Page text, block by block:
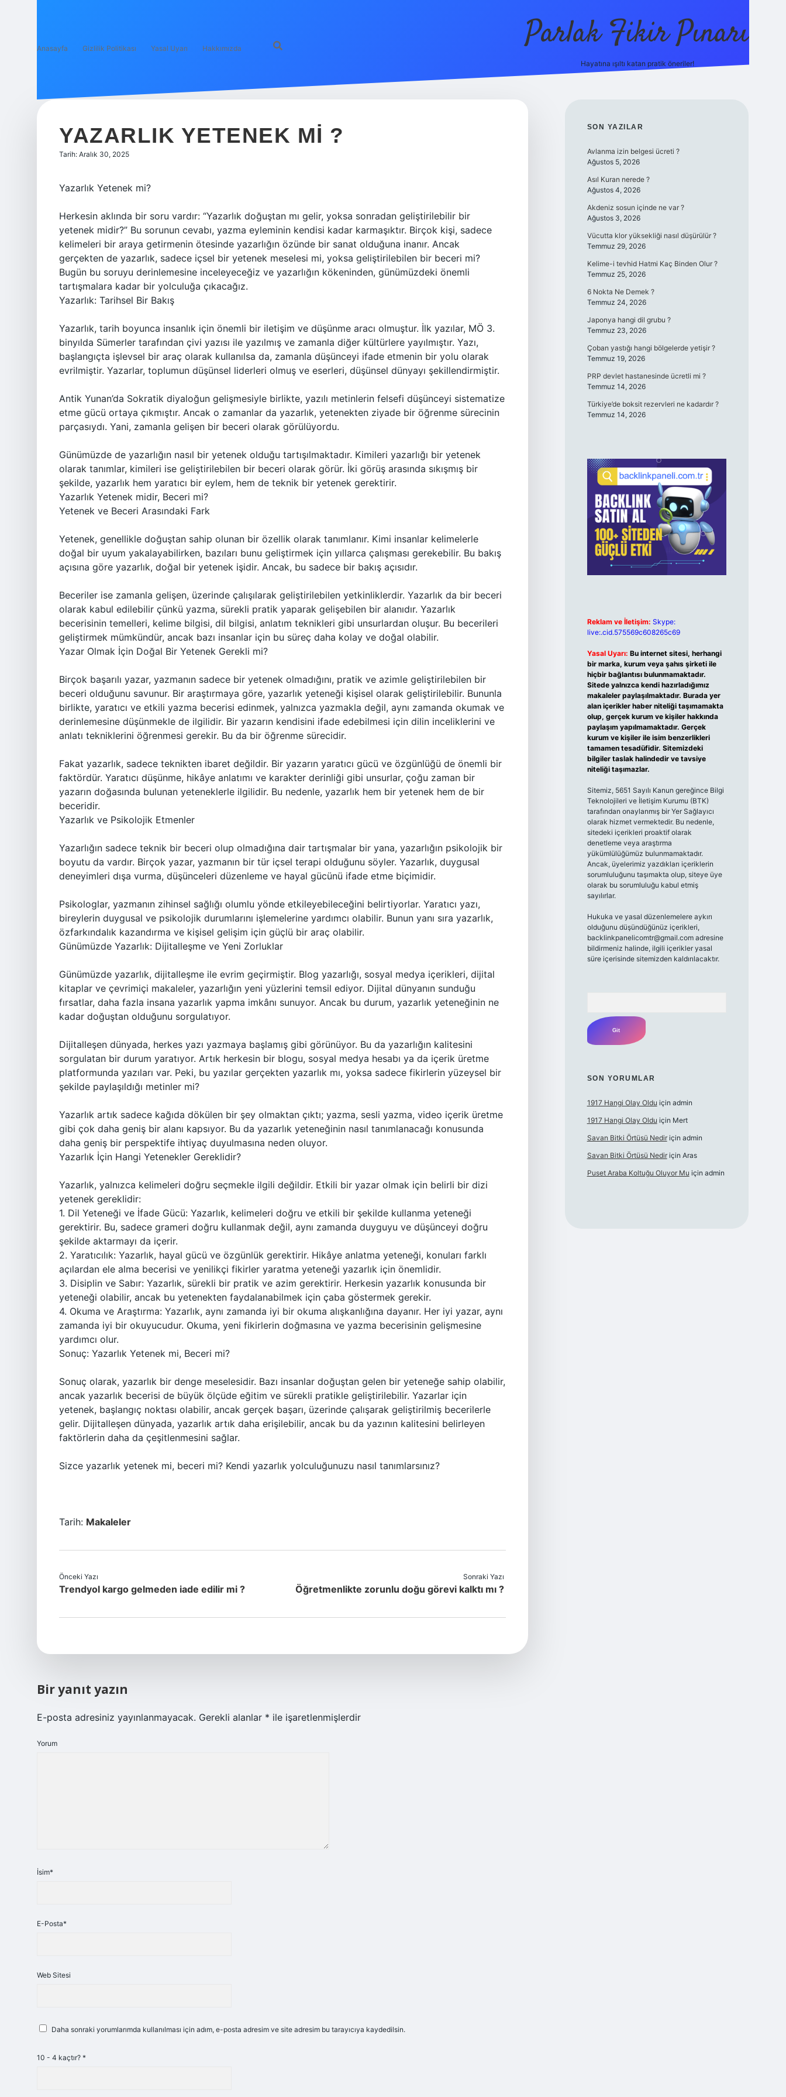
Anasayfa Gizlilik Politikası Yasal Uyarı Hakkımızda Parlak Fikir Pınarı
Hayatına ışıltı katan pratik öneriler!
YAZARLIK YETENEK MI ?
Tarih: Aralık 30, 2025
Yazarlık Yetenek mi?
Herkesin aklında bir soru vardır: “Yazarlık doğuştan mı gelir, yoksa sonradan geliştirilebilir bir
yetenek midir?” Bu sorunun cevabı, yazma eyleminin kendisi kadar karmaşıktır. Birçok kişi, sadece
kelimeleri bir araya getirmenin ötesinde yazarlığın özünde bir sanat olduğuna inanır. Ancak
gerçekten de yazarlık, sadece içsel bir yetenek meselesi mi, yoksa geliştirilebilen bir beceri mi?
Bugün bu soruyu derinlemesine inceleyeceğiz ve yazarlığın kökeninden, günümüzdeki önemli
tartışmalara kadar bir yolculuğa çıkacağız.
Yazarlık: Tarihsel Bir Bakış
Yazarlık, tarih boyunca insanlık için önemli bir iletişim ve düşünme aracı olmuştur. İlk yazılar, MÖ 3.
binyılda Sümerler tarafından çivi yazısı ile yazılmış ve zamanla diğer kültürlere yayılmıştır. Yazı,
başlangıçta işlevsel bir araç olarak kullanılsa da, zamanla düşünceyi ifade etmenin bir yolu olarak
evrilmiştir. Yazarlar, toplumun düşünsel liderleri olmuş ve eserleri, düşünsel dünyayı şekillendirmiştir.
Antik Yunan’da Sokratik diyaloğun gelişmesiyle birlikte, yazılı metinlerin felsefi düşünceyi sistematize
etme gücü ortaya çıkmıştır. Ancak o zamanlar da yazarlık, yetenekten ziyade bir öğrenme sürecinin
parçasıydı. Yani, zamanla gelişen bir beceri olarak görülüyordu.
Günümüzde de yazarlığın nasıl bir yetenek olduğu tartışılmaktadır. Kimileri yazarlığı bir yetenek
olarak tanımlar, kimileri ise geliştirilebilen bir beceri olarak görür. İki görüş arasında sıkışmış bir
şekilde, yazarlık hem yaratıcı bir eylem, hem de teknik bir yetenek gerektirir.
Yazarlık Yetenek midir, Beceri mi?
Yetenek ve Beceri Arasındaki Fark
Yetenek, genellikle doğuştan sahip olunan bir özellik olarak tanımlanır. Kimi insanlar kelimelerle
doğal bir uyum yakalayabilirken, bazıları bunu geliştirmek için yıllarca çalışması gerekebilir. Bu bakış
açısına göre yazarlık, doğal bir yetenek işidir. Ancak, bu sadece bir bakış açısıdır.
Beceriler ise zamanla gelişen, üzerinde çalışılarak geliştirilebilen yetkinliklerdir. Yazarlık da bir beceri
olarak kabul edilebilir çünkü yazma, sürekli pratik yaparak gelişebilen bir alanıdır. Yazarlık
becerisinin temelleri, kelime bilgisi, dil bilgisi, anlatım teknikleri gibi unsurlardan oluşur. Bu becerileri
geliştirmek mümkündür, ancak bazı insanlar için bu süreç daha kolay ve doğal olabilir.
Yazar Olmak İçin Doğal Bir Yetenek Gerekli mi?
Birçok başarılı yazar, yazmanın sadece bir yetenek olmadığını, pratik ve azimle geliştirilebilen bir
beceri olduğunu savunur. Bir araştırmaya göre, yazarlık yeteneği kişisel olarak geliştirilebilir. Bununla
birlikte, yaratıcı ve etkili yazma becerisi edinmek, yalnızca yazmakla değil, aynı zamanda okumak ve
derinlemesine düşünmekle de ilgilidir. Bir yazarın kendisini ifade edebilmesi için dilin inceliklerini ve
anlatı tekniklerini öğrenmesi gerekir. Bu da bir öğrenme sürecidir.
Fakat yazarlık, sadece teknikten ibaret değildir. Bir yazarın yaratıcı gücü ve özgünlüğü de önemli bir
faktördür. Yaratıcı düşünme, hikâye anlatımı ve karakter derinliği gibi unsurlar, çoğu zaman bir
yazarın doğasında bulunan yeteneklerle ilgilidir. Bu nedenle, yazarlık hem bir yetenek hem de bir
beceridir.
Yazarlık ve Psikolojik Etmenler
Yazarlığın sadece teknik bir beceri olup olmadığına dair tartışmalar bir yana, yazarlığın psikolojik bir
boyutu da vardır. Birçok yazar, yazmanın bir tür içsel terapi olduğunu söyler. Yazarlık, duygusal
deneyimleri dışa vurma, düşünceleri düzenleme ve hayal gücünü ifade etme biçimidir.
Psikologlar, yazmanın zihinsel sağlığı olumlu yönde etkileyebileceğini belirtiyorlar. Yaratıcı yazı,
bireylerin duygusal ve psikolojik durumlarını işlemelerine yardımcı olabilir. Bunun yanı sıra yazarlık,
özfarkındalık kazandırma ve kişisel gelişim için güçlü bir araç olabilir.
Günümüzde Yazarlık: Dijitalleşme ve Yeni Zorluklar
Günümüzde yazarlık, dijitalleşme ile evrim geçirmiştir. Blog yazarlığı, sosyal medya içerikleri, dijital
kitaplar ve çevrimiçi makaleler, yazarlığın yeni yüzlerini temsil ediyor. Dijital dünyanın sunduğu
fırsatlar, daha fazla insana yazarlık yapma imkânı sunuyor. Ancak bu durum, yazarlık yeteneğinin ne
kadar doğuştan olduğunu sorgulatıyor.
Dijitalleşen dünyada, herkes yazı yazmaya başlamış gibi görünüyor. Bu da yazarlığın kalitesini
sorgulatan bir durum yaratıyor. Artık herkesin bir blogu, sosyal medya hesabı ya da içerik üretme
platformunda yazıları var. Peki, bu yazılar gerçekten yazarlık mı, yoksa sadece fikirlerin yüzeysel bir
şekilde paylaşıldığı metinler mi?
Yazarlık artık sadece kağıda dökülen bir şey olmaktan çıktı; yazma, sesli yazma, video içerik üretme
gibi çok daha geniş bir alanı kapsıyor. Bu da yazarlık yeteneğinin nasıl tanımlanacağı konusunda
daha geniş bir perspektife ihtiyaç duyulmasına neden oluyor.
Yazarlık İçin Hangi Yetenekler Gereklidir?
Yazarlık, yalnızca kelimeleri doğru seçmekle ilgili değildir. Etkili bir yazar olmak için belirli bir dizi
yetenek gereklidir:
1. Dil Yeteneği ve İfade Gücü: Yazarlık, kelimeleri doğru ve etkili bir şekilde kullanma yeteneği
gerektirir. Bu, sadece grameri doğru kullanmak değil, aynı zamanda duyguyu ve düşünceyi doğru
şekilde aktarmayı da içerir.
2. Yaratıcılık: Yazarlık, hayal gücü ve özgünlük gerektirir. Hikâye anlatma yeteneği, konuları farklı
açılardan ele alma becerisi ve yenilikçi fikirler yaratma yeteneği yazarlık için önemlidir.
3. Disiplin ve Sabır: Yazarlık, sürekli bir pratik ve azim gerektirir. Herkesin yazarlık konusunda bir
yeteneği olabilir, ancak bu yetenekten faydalanabilmek için çaba göstermek gerekir.
4. Okuma ve Araştırma: Yazarlık, aynı zamanda iyi bir okuma alışkanlığına dayanır. Her iyi yazar, aynı
zamanda iyi bir okuyucudur. Okuma, yeni fikirlerin doğmasına ve yazma becerisinin gelişmesine
yardımcı olur.
Sonuç: Yazarlık Yetenek mi, Beceri mi?
Sonuç olarak, yazarlık bir denge meselesidir. Bazı insanlar doğuştan gelen bir yeteneğe sahip olabilir,
ancak yazarlık becerisi de büyük ölçüde eğitim ve sürekli pratikle geliştirilebilir. Yazarlar için
yetenek, başlangıç noktası olabilir, ancak gerçek başarı, üzerinde çalışarak geliştirilmiş becerilerle
gelir. Dijitalleşen dünyada, yazarlık artık daha erişilebilir, ancak bu da yazının kalitesini belirleyen
faktörlerin daha da çeşitlenmesini sağlar.
Sizce yazarlık yetenek mi, beceri mi? Kendi yazarlık yolculuğunuzu nasıl tanımlarsınız?
Tarih: Makaleler
Önceki Yazı
Trendyol kargo gelmeden iade edilir mi ?
Sonraki Yazı
Öğretmenlikte zorunlu doğu görevi kalktı mı ?
Bir yanıt yazın
E-posta adresiniz yayınlanmayacak. Gerekli alanlar * ile işaretlenmişlerdir
Yorum
İsim*
E-Posta*
Web Sitesi
Daha sonraki yorumlarımda kullanılması için adım, e-posta adresim ve site adresim bu tarayıcıya kaydedilsin.
10 - 4 kaçtır? *
SIDEBAR
SON YAZILAR
Avlanma izin belgesi ücreti ?
Ağustos 5, 2026
Asıl Kuran nerede ?
Ağustos 4, 2026
Akdeniz sosun içinde ne var ?
Ağustos 3, 2026
Vücutta klor yüksekliği nasıl düşürülür ?
Temmuz 29, 2026
Kelime-i tevhid Hatmi Kaç Binden Olur ?
Temmuz 25, 2026
6 Nokta Ne Demek ?
Temmuz 24, 2026
Japonya hangi dil grubu ?
Temmuz 23, 2026
Çoban yastığı hangi bölgelerde yetişir ?
Temmuz 19, 2026
PRP devlet hastanesinde ücretli mi ?
Temmuz 14, 2026
Türkiye’de boksit rezervleri ne kadardır ?
Temmuz 14, 2026
Reklam ve İletişim: Skype:
live:.cid.575569c608265c69
Yasal Uyarı: Bu internet sitesi, herhangi
bir marka, kurum veya şahıs şirketi ile
hiçbir bağlantısı bulunmamaktadır.
Sitede yalnızca kendi hazırladığımız
makaleler paylaşılmaktadır. Burada yer
alan içerikler haber niteliği taşımamakta
olup, gerçek kurum ve kişiler hakkında
paylaşım yapılmamaktadır. Gerçek
kurum ve kişiler ile isim benzerlikleri
tamamen tesadüfidir. Sitemizdeki
bilgiler taslak halindedir ve tavsiye
niteliği taşımazlar.
Sitemiz, 5651 Sayılı Kanun gereğince Bilgi
Teknolojileri ve İletişim Kurumu (BTK)
tarafından onaylanmış bir Yer Sağlayıcı
olarak hizmet vermektedir. Bu nedenle,
sitedeki içerikleri proaktif olarak
denetleme veya araştırma
yükümlülüğümüz bulunmamaktadır.
Ancak, üyelerimiz yazdıkları içeriklerin
sorumluluğunu taşımakta olup, siteye üye
olarak bu sorumluluğu kabul etmiş
sayılırlar.
Hukuka ve yasal düzenlemelere aykırı
olduğunu düşündüğünüz içerikleri,
backlinkpanelicomtr@gmail.comadresine
bildirmeniz halinde, ilgili içerikler yasal
süre içerisinde sitemizden kaldırılacaktır.
SON YORUMLAR
1917 Hangi Olay Oldu için admin
1917 Hangi Olay Oldu için Mert
Savan Bitki Örtüsü Nediriçin admin
Savan Bitki Örtüsü Nediriçin Aras
Puset Araba Koltuğu Oluyor Mu için admin